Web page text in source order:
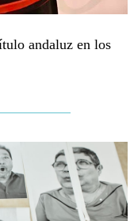
andaluz en los